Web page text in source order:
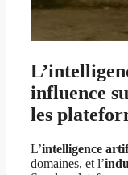
influence
les
L’intelligence
domaines, et l’